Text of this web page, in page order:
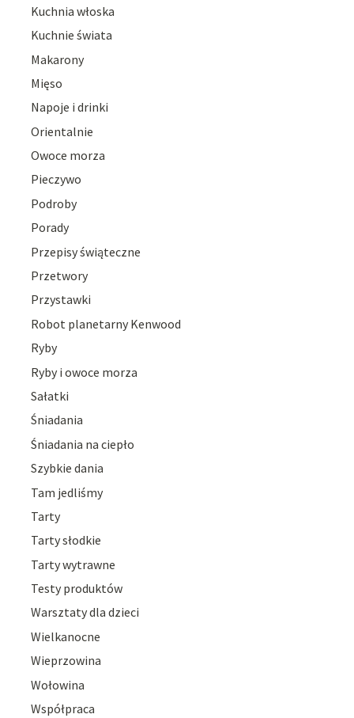
Kuchnia włoska
Kuchnie świata
Makarony
Mięso
Napoje i drinki
Orientalnie
Owoce morza
Pieczywo
Podroby
Porady
Przepisy świąteczne
Przetwory
Przystawki
Robot planetarny Kenwood
Ryby
Ryby i owoce morza
Sałatki
Śniadania
Śniadania na ciepło
Szybkie dania
Tam jedliśmy
Tarty
Tarty słodkie
Tarty wytrawne
Testy produktów
Warsztaty dla dzieci
Wielkanocne
Wieprzowina
Wołowina
Współpraca